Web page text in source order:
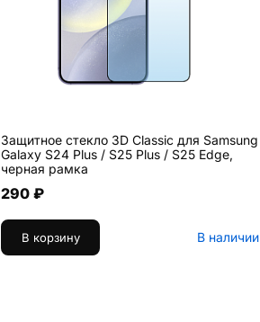
Защитное стекло 3D Classic для Samsung
Galaxy S24 Plus / S25 Plus / S25 Edge,
черная рамка
290 ₽
В корзину В наличии